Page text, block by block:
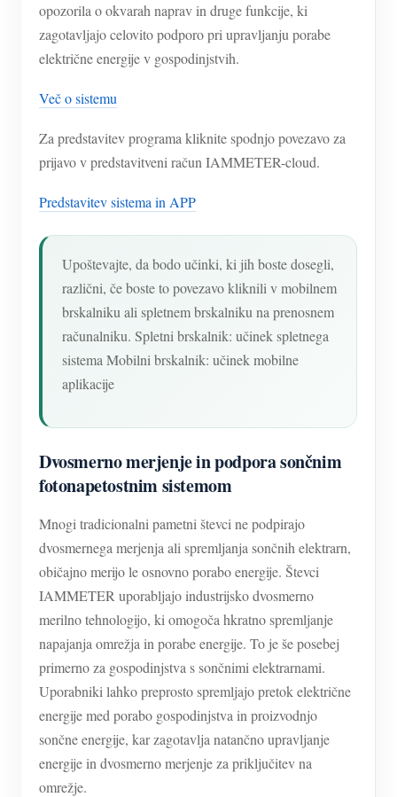
opozorila o okvarah naprav in druge funkcije, ki
zagotavljajo celovito podporo pri upravljanju porabe
električne energije v gospodinjstvih.
Več o sistemu
Za predstavitev programa kliknite spodnjo povezavo za
prijavo v predstavitveni račun IAMMETER-cloud.
Predstavitev sistema in APP
Upoštevajte, da bodo učinki, ki jih boste dosegli,
različni, če boste to povezavo kliknili v mobilnem
brskalniku ali spletnem brskalniku na prenosnem
računalniku. Spletni brskalnik: učinek spletnega
sistema Mobilni brskalnik: učinek mobilne
aplikacije
Dvosmerno merjenje in podpora sončnim
fotonapetostnim sistemom
Mnogi tradicionalni pametni števci ne podpirajo
dvosmernega merjenja ali spremljanja sončnih elektrarn,
običajno merijo le osnovno porabo energije. Števci
IAMMETER uporabljajo industrijsko dvosmerno
merilno tehnologijo, ki omogoča hkratno spremljanje
napajanja omrežja in porabe energije. To je še posebej
primerno za gospodinjstva s sončnimi elektrarnami.
Uporabniki lahko preprosto spremljajo pretok električne
energije med porabo gospodinjstva in proizvodnjo
sončne energije, kar zagotavlja natančno upravljanje
energije in dvosmerno merjenje za priključitev na
omrežje.